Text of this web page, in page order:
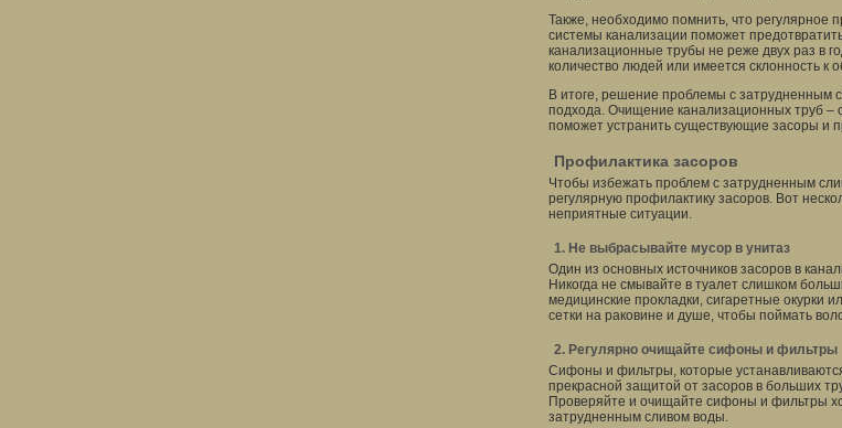
Также, необходимо помнить, что регулярное
системы канализации поможет
канализационные трубы не реже двух раз в
количество людей или имеется склонность к
В итоге, решение проблемы с затрудненным
подхода. Очищение канализационных труб –
поможет устранить существующие засоры и
Профилактика засоров
Чтобы избежать проблем с затрудненным
регулярную профилактику засоров. Вот
неприятные ситуации.
1. Не выбрасывайте мусор в унитаз
Один из основных источников засоров в
Никогда не смывайте в туалет слишком
медицинские прокладки, сигаретные окурки
сетки на раковине и душе, чтобы поймать
2. Регулярно очищайте сифоны и фильтры
Сифоны и фильтры, которые
прекрасной защитой от засоров в больших
Проверяйте и очищайте сифоны и фильтры
затрудненным сливом воды.